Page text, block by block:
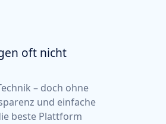
oft nicht
– doch ohne
und einfache
beste Plattform